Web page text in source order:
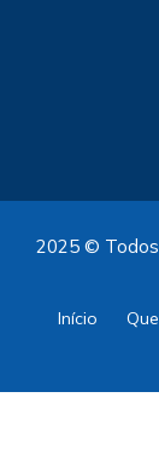
2025 ©
Início